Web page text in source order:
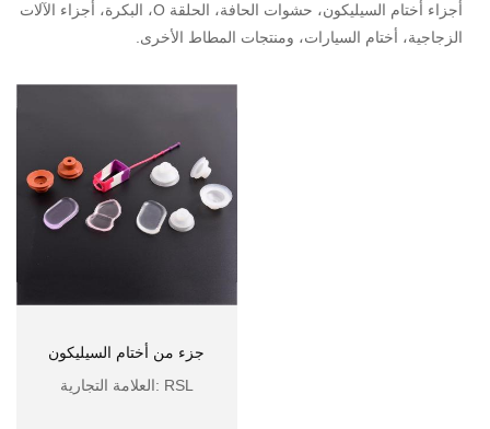
أجزاء أختام السيليكون، حشوات الحافة، الحلقة O، البكرة، أجزاء الآلات
الزجاجية، أختام السيارات، ومنتجات المطاط الأخرى.
جزء من أختام السيليكون
العلامة التجارية: RSL